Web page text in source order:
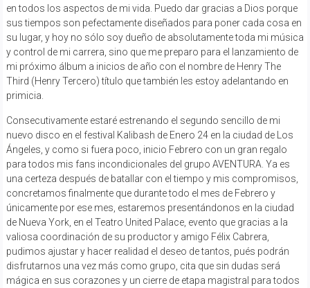
en todos los aspectos de mi vida. Puedo dar gracias a Dios porque
sus tiempos son pefectamente diseñados para poner cada cosa en
su lugar, y hoy no sólo soy dueño de absolutamente toda mi música
y control de mi carrera, sino que me preparo para el lanzamiento de
mi próximo álbum a inicios de año con el nombre de Henry The
Third (Henry Tercero) título que también les estoy adelantando en
primicia.
Consecutivamente estaré estrenando el segundo sencillo de mi
nuevo disco en el festival Kalibash de Enero 24 en la ciudad de Los
Ángeles, y como si fuera poco, inicio Febrero con un gran regalo
para todos mis fans incondicionales del grupo AVENTURA. Ya es
una certeza después de batallar con el tiempo y mis compromisos,
concretamos finalmente que durante todo el mes de Febrero y
únicamente por ese mes, estaremos presentándonos en la ciudad
de Nueva York, en el Teatro United Palace, evento que gracias a la
valiosa coordinación de su productor y amigo Félix Cabrera,
pudimos ajustar y hacer realidad el deseo de tantos, pués podrán
disfrutarnos una vez más como grupo, cita que sin dudas será
mágica en sus corazones y un cierre de etapa magistral para todos